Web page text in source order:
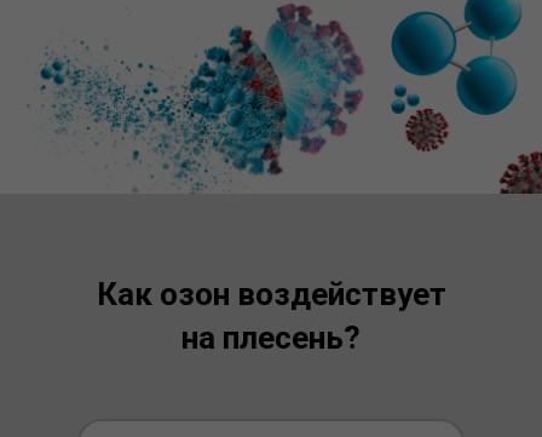
Как озон воздействует
на плесень?